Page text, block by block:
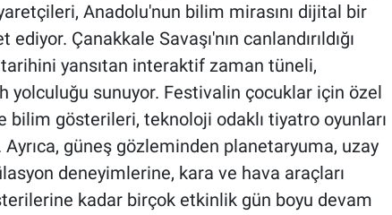
Anadolu'nun bilim mirasını dijital bir
Çanakkale Savaşı'nın canlandırıldığı
yansıtan interaktif zaman tüneli,
yolculuğu sunuyor. Festivalin çocuklar için özel
bilim gösterileri, teknoloji odaklı tiyatro oyunları
güneş gözleminden planetaryuma, uzay
deneyimlerine, kara ve hava araçları
kadar birçok etkinlik gün boyu devam